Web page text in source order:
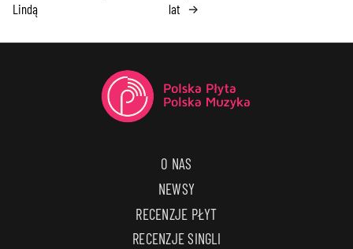
Lindą
lat →
O NAS
NEWSY
RECENZJE PŁYT
RECENZJE SINGLI